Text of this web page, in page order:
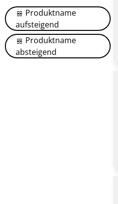
Produktname
aufsteigend
Produktname
absteigend